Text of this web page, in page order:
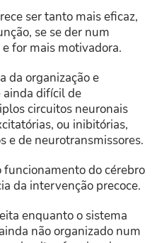
ser tanto mais eficaz,
se se der num
for mais motivadora.
da organização e
ainda difícil de
circuitos neuronais
ou inibitórias,
e de neurotransmissores.
do cérebro
da intervenção precoce.
enquanto o sistema
não organizado num